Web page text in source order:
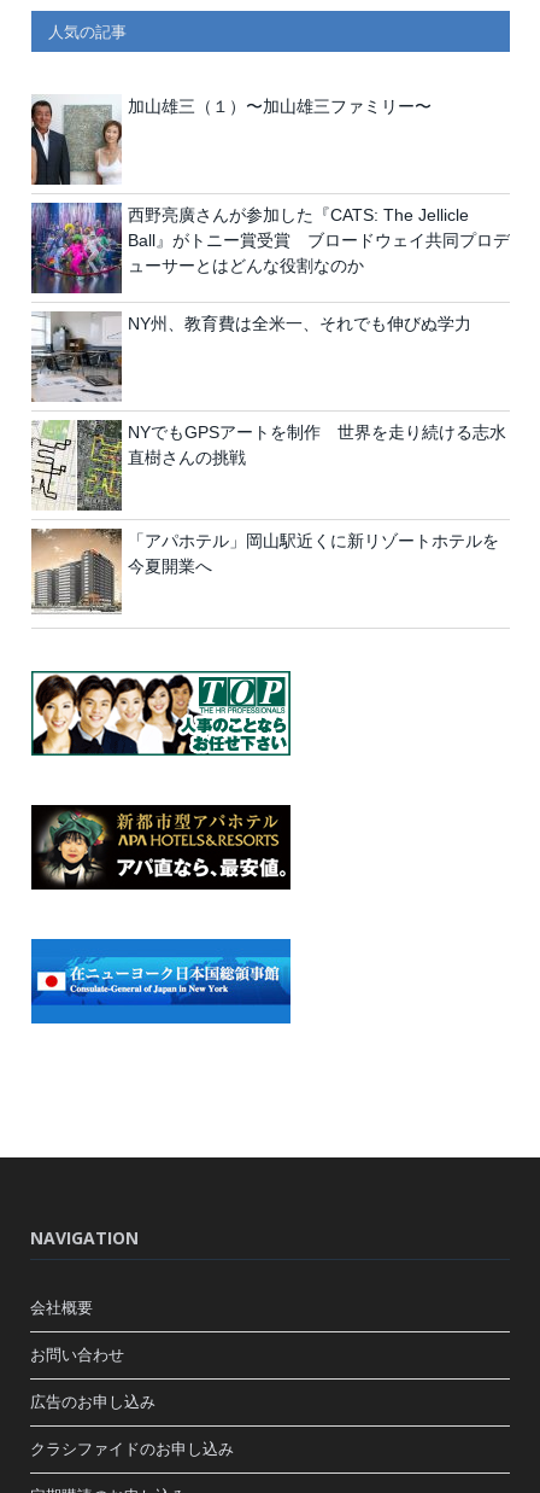
人気の記事
加山雄三（１）〜加山雄三ファミリー〜
西野亮廣さんが参加した『CATS: The Jellicle
Ball』がトニー賞受賞 ブロードウェイ共同プロデ
ューサーとはどんな役割なのか
NY州、教育費は全米一、それでも伸びぬ学力
NYでもGPSアートを制作 世界を走り続ける志水
直樹さんの挑戦
「アパホテル」岡山駅近くに新リゾートホテルを
今夏開業へ
NAVIGATION
会社概要
お問い合わせ
広告のお申し込み
クラシファイドのお申し込み